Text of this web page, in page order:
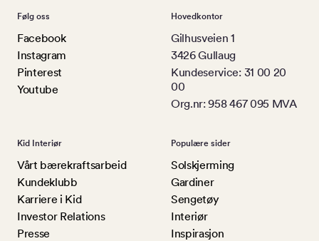
Følg oss
Facebook
Instagram
Pinterest
Youtube
Hovedkontor
Gilhusveien 1
3426 Gullaug
Kundeservice: 31 00 20
00
Org.nr: 958 467 095 MVA
Kid Interiør
Vårt bærekraftsarbeid
Kundeklubb
Karriere i Kid
Investor Relations
Presse
Populære sider
Solskjerming
Gardiner
Sengetøy
Interiør
Inspirasjon